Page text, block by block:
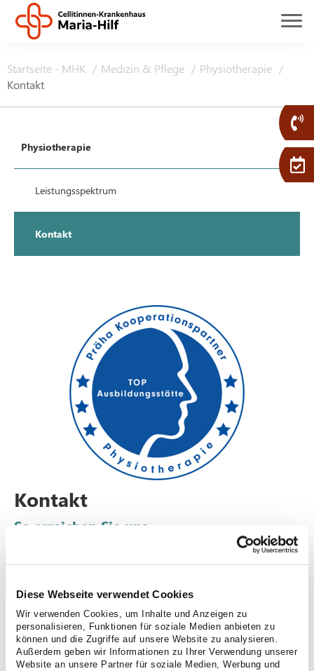
Diese Webseite verwendet Cookies
Wir verwenden Cookies, um Inhalte und Anzeigen zu
personalisieren, Funktionen für soziale Medien anbieten zu
können und die Zugriffe auf unsere Website zu analysieren.
Außerdem geben wir Informationen zu Ihrer Verwendung unserer
Website an unsere Partner für soziale Medien, Werbung und
Startseite - MHK Medizin & Pflege
Physiotherapie
Kontakt
Physiotherapie
Leistungsspektrum
Kontakt
Kontakt
So erreichen Sie uns